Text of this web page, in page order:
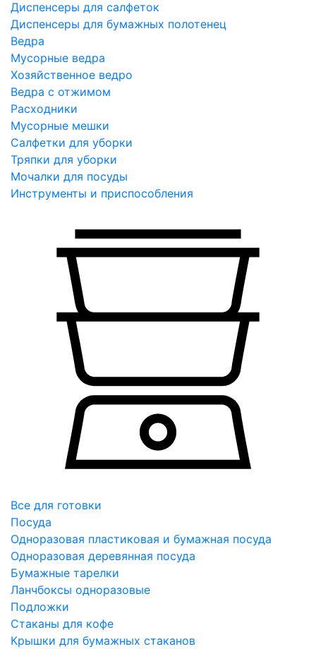
Диспенсеры для салфеток
Диспенсеры для бумажных полотенец
Ведра
Мусорные ведра
Хозяйственное ведро
Ведра с отжимом
Расходники
Мусорные мешки
Салфетки для уборки
Тряпки для уборки
Мочалки для посуды
Инструменты и приспособления
Все для готовки
Посуда
Одноразовая пластиковая и бумажная посуда
Одноразовая деревянная посуда
Бумажные тарелки
Ланчбоксы одноразовые
Подложки
Стаканы для кофе
Крышки для бумажных стаканов